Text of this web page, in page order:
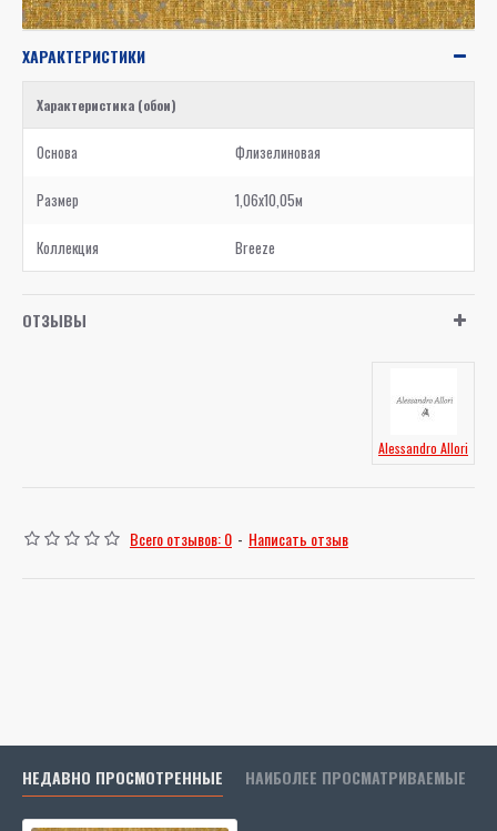
ХАРАКТЕРИСТИКИ
Характеристика (обои)
Основа Флизелиновая
Размер 1,06x10,05м
Коллекция Breeze
ОТЗЫВЫ
Alessandro Allori
Всего отзывов: 0 - Написать отзыв
НЕДАВНО ПРОСМОТРЕННЫЕ НАИБОЛЕЕ ПРОСМАТРИВАЕМЫЕ